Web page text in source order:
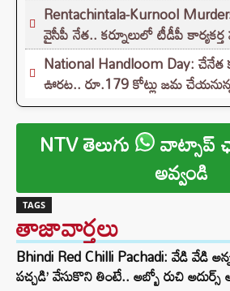
Rentachintala-Kurnool
వైసీపీ నేత.. కర్నూలులో టీడీపీ
National Handloom Day: చేనేత
ఊరట.. రూ.179 కోట్లు జమ చేయనున్న
NTV తెలుగు వాట్సాప్
అవ్వండి
TAGS
తాజావార్తలు
Bhindi Red Chilli Pachadi: వేడి వేడి
పచ్చడి’ వేసుకొని తింటే.. అబ్బో రుచి అదుర్స్